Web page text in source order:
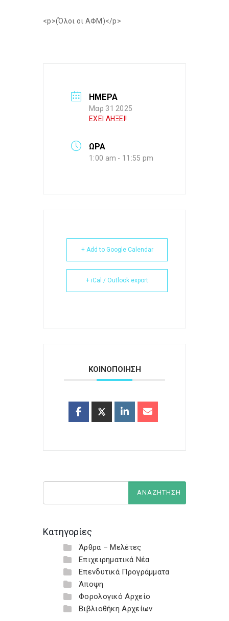
<p>(Όλοι οι ΑΦΜ)</p>
ΗΜΕΡΑ
Μαρ 31 2025
ΕΧΕΙ ΛΗΞΕΙ!
ΩΡΑ
1:00 am - 11:55 pm
+ Add to Google Calendar
+ iCal / Outlook export
ΚΟΙΝΟΠΟΙΗΣΗ
Κατηγορίες
Άρθρα – Μελέτες
Επιχειρηματικά Νέα
Επενδυτικά Προγράμματα
Άποψη
Φορολογικό Αρχείο
Βιβλιοθήκη Αρχείων